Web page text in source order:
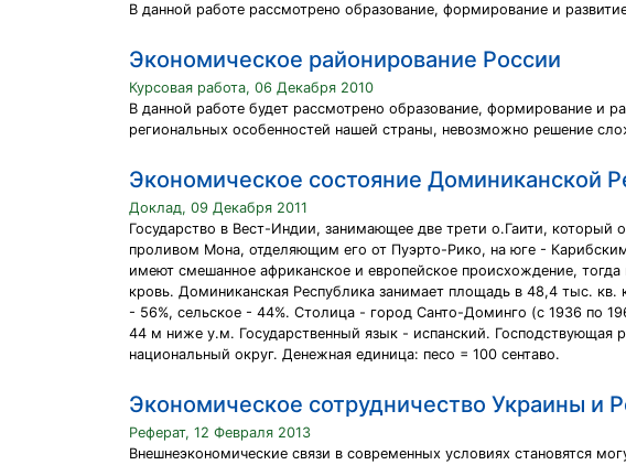
В данной работе рассмотрено образование, формирование и
Экономическое районирование России
Курсовая работа, 06 Декабря 2010
В данной работе будет рассмотрено образование, формирование и
региональных особенностей нашей страны, невозможно решение
Экономическое состояние Доминиканской
Доклад, 09 Декабря 2011
Государство в Вест-Индии, занимающее две трети о.Гаити, который
проливом Мона, отделяющим его от Пуэрто-Рико, на юге -
имеют смешанное африканское и европейское происхождение,
кровь. Доминиканская Республика занимает площадь в 48,4 тыс. кв.
- 56%, сельское - 44%. Столица - город Санто-Доминго (с 1936 по
44 м ниже у.м. Государственный язык - испанский. Господствующая
национальный округ. Денежная единица: песо = 100 сентаво.
Экономическое сотрудничество Украины и
Реферат, 12 Февраля 2013
Внешнеэкономические связи в современных условиях становятся